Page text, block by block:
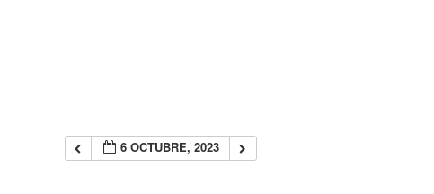
6 OCTUBRE, 2023